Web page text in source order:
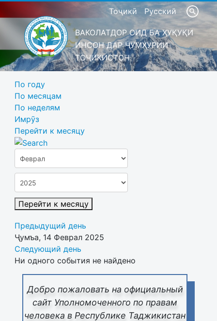
Тоҷикӣ Русский
ВАКОЛАТДОР ОИД БА ҲУҚУҚИ
ИНСОН ДАР ҶУМҲУРИИ
ТОҶИКИСТОН
Добро пожаловать на официальный
сайт Уполномоченного по правам
человека в Республике Таджикистан
По году
По месяцам
По неделям
Имрӯз
Перейти к месяцу
Перейти к месяцу
Предыдущий день
Ҷумъа, 14 Феврал 2025
Следующий день
Ни одного события не найдено